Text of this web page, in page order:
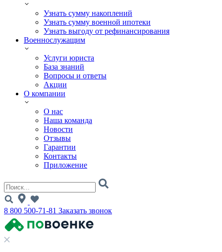
Узнать сумму накоплений
Узнать сумму военной ипотеки
Узнать выгоду от рефинансирования
Военнослужащим
Услуги юриста
База знаний
Вопросы и ответы
Акции
О компании
О нас
Наша команда
Новости
Отзывы
Гарантии
Контакты
Приложение
8 800 500-71-81 Заказать звонок